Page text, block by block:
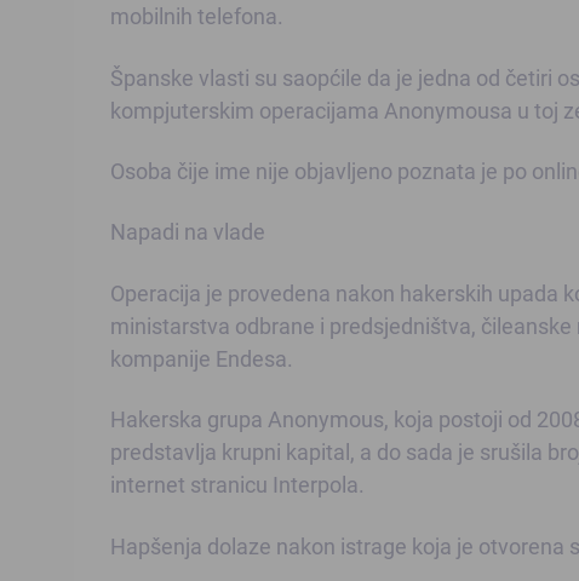
mobilnih telefona.
Španske vlasti su saopćile da je jedna od četiri
kompjuterskim operacijama Anonymousa u toj
Osoba čije ime nije objavljeno poznata je po
Napadi na vlade
Operacija je provedena nakon hakerskih upada
ministarstva odbrane i predsjedništva,
kompanije Endesa.
Hakerska grupa Anonymous, koja postoji od
predstavlja krupni kapital, a do sada je srušila
internet stranicu Interpola.
Hapšenja dolaze nakon istrage koja je otvorena